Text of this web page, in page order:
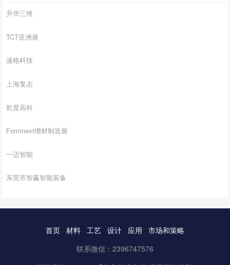
升华三维
TCT亚洲展
漫格科技
上海复志
乾度高科
Formnext增材制造展
一迈智能
东莞市智赢智能装备
首页 材料 工艺 设计 应用
市场和策略
联系微信：2396747576